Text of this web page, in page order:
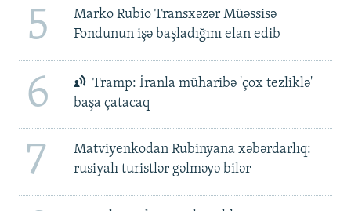
5
Marko Rubio Transxəzər Müəssisə
Fondunun işə başladığını elan edib
6
Tramp: İranla müharibə 'çox tezliklə'
başa çatacaq
7
Matviyenkodan Rubinyana xəbərdarlıq:
rusiyalı turistlər gəlməyə bilər